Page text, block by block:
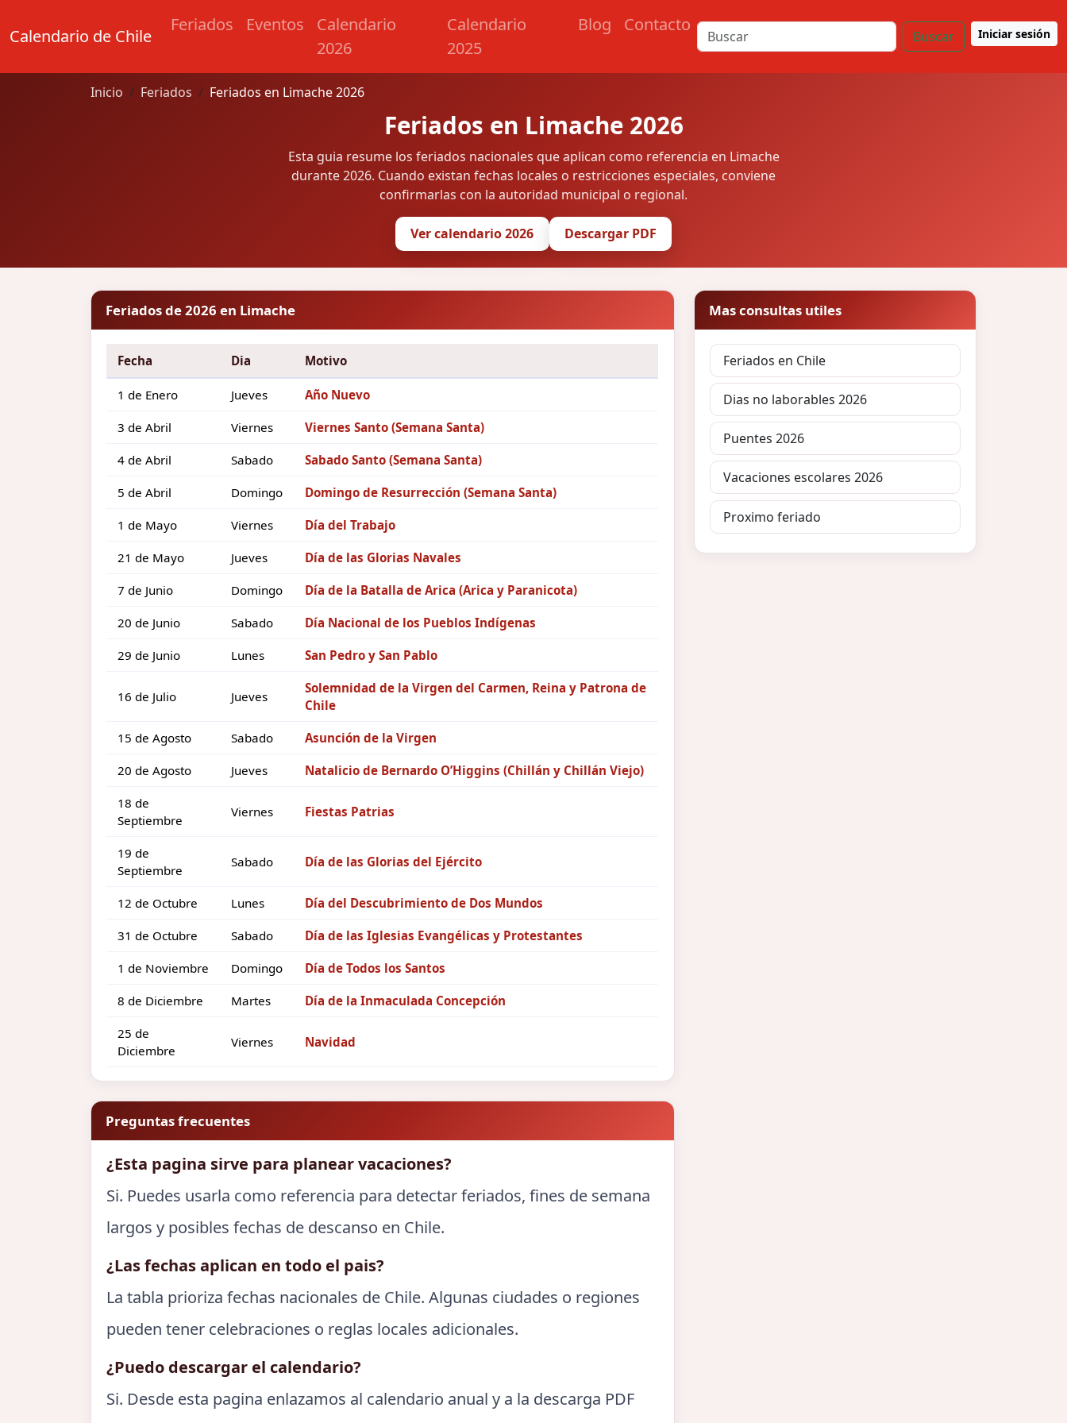
Calendario de Chile
Feriados Eventos
Calendario
2026
Calendario
2025
Blog Contacto
Buscar Iniciar sesión
Inicio Feriados Feriados en Limache 2026
Feriados en Limache 2026
Esta guia resume los feriados nacionales que aplican como referencia en Limache
durante 2026. Cuando existan fechas locales o restricciones especiales, conviene
confirmarlas con la autoridad municipal o regional.
Ver calendario 2026 Descargar PDF
Feriados de 2026 en Limache
Fecha Dia Motivo
1 de Enero Jueves Año Nuevo
3 de Abril Viernes Viernes Santo (Semana Santa)
4 de Abril Sabado Sabado Santo (Semana Santa)
5 de Abril Domingo Domingo de Resurrección (Semana Santa)
1 de Mayo Viernes Día del Trabajo
21 de Mayo Jueves Día de las Glorias Navales
7 de Junio Domingo Día de la Batalla de Arica (Arica y Paranicota)
20 de Junio Sabado Día Nacional de los Pueblos Indígenas
29 de Junio Lunes San Pedro y San Pablo
16 de Julio Jueves
Solemnidad de la Virgen del Carmen, Reina y Patrona de
Chile
15 de Agosto Sabado Asunción de la Virgen
20 de Agosto Jueves Natalicio de Bernardo O’Higgins (Chillán y Chillán Viejo)
18 de
Septiembre
Viernes Fiestas Patrias
19 de
Septiembre
Sabado Día de las Glorias del Ejército
12 de Octubre Lunes Día del Descubrimiento de Dos Mundos
31 de Octubre Sabado Día de las Iglesias Evangélicas y Protestantes
1 de Noviembre Domingo Día de Todos los Santos
8 de Diciembre Martes Día de la Inmaculada Concepción
25 de
Diciembre
Viernes Navidad
Preguntas frecuentes
¿Esta pagina sirve para planear vacaciones?
Si. Puedes usarla como referencia para detectar feriados, fines de semana
largos y posibles fechas de descanso en Chile.
¿Las fechas aplican en todo el pais?
La tabla prioriza fechas nacionales de Chile. Algunas ciudades o regiones
pueden tener celebraciones o reglas locales adicionales.
¿Puedo descargar el calendario?
Si. Desde esta pagina enlazamos al calendario anual y a la descarga PDF
Mas consultas utiles
Feriados en Chile
Dias no laborables 2026
Puentes 2026
Vacaciones escolares 2026
Proximo feriado